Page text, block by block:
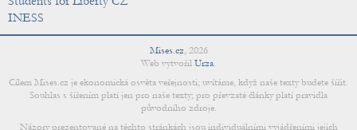
INESS
Mises.cz, 2026
Web vytvořil Urza.
Cílem Mises.cz je ekonomická osvěta veřejnosti; uvítáme, když naše texty budete šířit.
Souhlas s šířením platí jen pro naše texty; pro převzaté články platí pravidla
původního zdroje.
Názory prezentované na těchto stránkách jsou individuálními vyjádřeními jejich